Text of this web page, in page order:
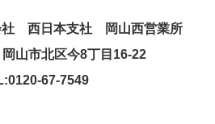
社 西日本支社 岡山西営業所
山市北区今8丁目 16-22
67-7549